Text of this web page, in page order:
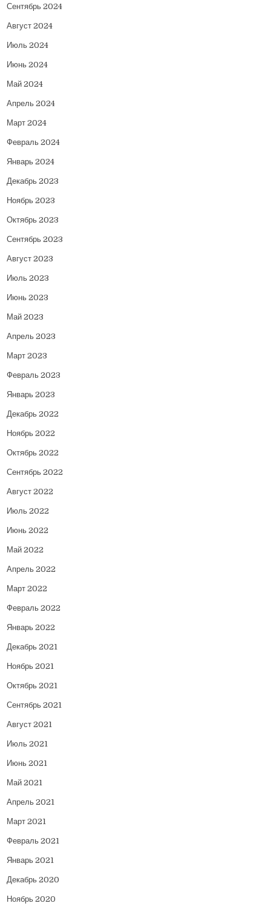
Сентябрь 2024
Август 2024
Июль 2024
Июнь 2024
Май 2024
Апрель 2024
Март 2024
Февраль 2024
Январь 2024
Декабрь 2023
Ноябрь 2023
Октябрь 2023
Сентябрь 2023
Август 2023
Июль 2023
Июнь 2023
Май 2023
Апрель 2023
Март 2023
Февраль 2023
Январь 2023
Декабрь 2022
Ноябрь 2022
Октябрь 2022
Сентябрь 2022
Август 2022
Июль 2022
Июнь 2022
Май 2022
Апрель 2022
Март 2022
Февраль 2022
Январь 2022
Декабрь 2021
Ноябрь 2021
Октябрь 2021
Сентябрь 2021
Август 2021
Июль 2021
Июнь 2021
Май 2021
Апрель 2021
Март 2021
Февраль 2021
Январь 2021
Декабрь 2020
Ноябрь 2020